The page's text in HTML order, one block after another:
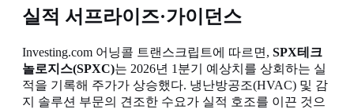
실적 서프라이즈·가이던스
Investing.com 어닝콜 트랜스크립트에 따르면, SPX테크
놀로지스(SPXC)는 2026년 1분기 예상치를 상회하는 실
적을 기록해 주가가 상승했다. 냉난방공조(HVAC) 및 감
지 솔루션 부문의 견조한 수요가 실적 호조를 이끈 것으